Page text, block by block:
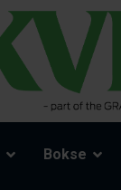
Bokse